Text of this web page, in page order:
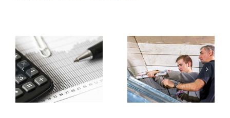
CG
Les soldes
intermédiaires
de gestion
Déroulement
d’un stage